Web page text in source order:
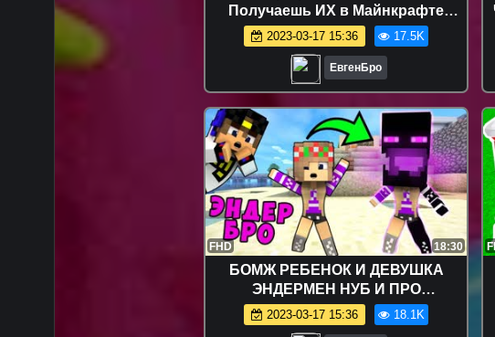
Получаешь ИХ в Майнкрафте
Троллинг Ловушка Minecraft
2023-03-17 15:36 17.5K
ЕвгенБро
FHD 18:30
БОМЖ РЕБЕНОК И ДЕВУШКА
ЭНДЕРМЕН НУБ И ПРО
ВЫЖИВАНИЕ БОМЖА!
МАЙНКРАФТ В РЕАЛЬНОЙ ЖИЗНИ
2023-03-17 15:36 18.1K